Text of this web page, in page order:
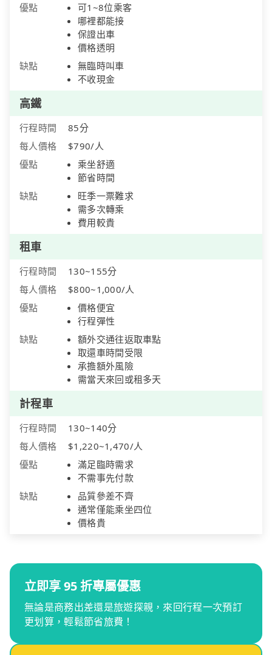
優點
可1~8位乘客
哪裡都能接
保證出車
價格透明
缺點
無臨時叫車
不收現金
高鐵
行程時間
85分
每人價格
$790/人
優點
乘坐舒適
節省時間
缺點
旺季一票難求
需多次轉乘
費用較貴
租車
行程時間
130~155分
每人價格
$800~1,000/人
優點
價格便宜
行程彈性
缺點
額外交通往返取車點
取還車時間受限
承擔額外風險
需當天來回或租多天
計程車
行程時間
130~140分
每人價格
$1,220~1,470/人
優點
滿足臨時需求
不需事先付款
缺點
品質參差不齊
通常僅能乘坐四位
價格貴
立即享 95 折專屬優惠
無論是商務出差還是旅遊探親，來回行程一次預訂
更划算，輕鬆節省旅費！